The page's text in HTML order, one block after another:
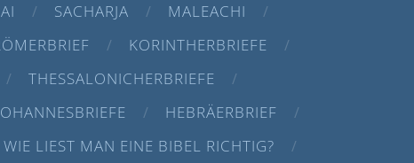
SACHARJA
MALEACHI
KORINTHERBRIEFE
THESSALONICHERBRIEFE
HEBRÄERBRIEF
WIE LIEST MAN EINE BIBEL RICHTIG?